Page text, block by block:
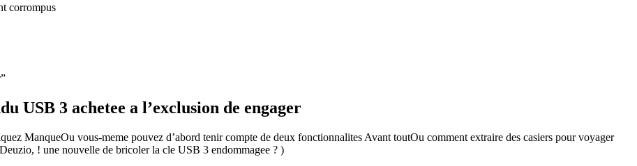
corrompus
USB 3 achetee a l’exclusion de engager
ManqueOu vous-meme pouvez d’abord tenir compte de deux fonctionnalites Avant toutOu comment extraire des casiers pour voyager
! une nouvelle de bricoler la cle USB 3 endommagee ? )